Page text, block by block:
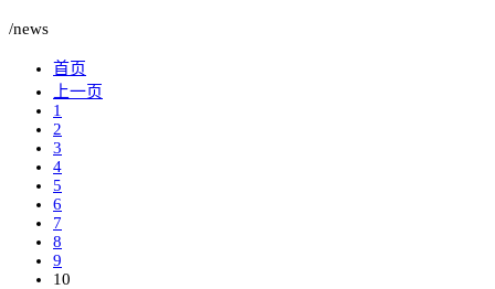
/news
首页
上一页
1
2
3
4
5
6
7
8
9
10